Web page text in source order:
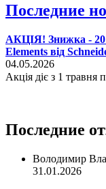
Последние
АКЦІЯ! Знижка -
Elements від
04.05.2026
Акція діє з 1 травня
Последние
Володимир
31.01.2026